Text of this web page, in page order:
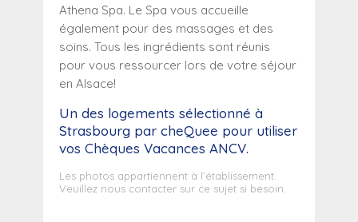
Athena Spa. Le Spa vous accueille
également pour des massages et des
soins. Tous les ingrédients sont réunis
pour vous ressourcer lors de votre séjour
en Alsace!
Un des logements sélectionné à
Strasbourg par cheQuee pour utiliser
vos Chèques Vacances ANCV.
Les photos appartiennent à l’établissement.
Veuillez nous contacter sur ce sujet si besoin.